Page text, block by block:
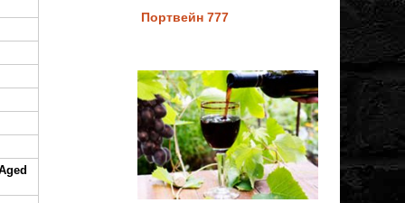
Портвейн 777